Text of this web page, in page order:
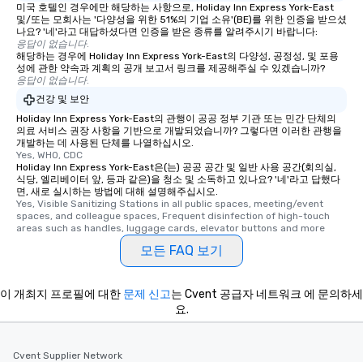
미국 호텔인 경우에만 해당하는 사항으로, Holiday Inn Express York-East
및/또는 모회사는 '다양성을 위한 51%의 기업 소유'(BE)를 위한 인증을 받으셨
나요? '네'라고 대답하셨다면 인증을 받은 종류를 알려주시기 바랍니다:
응답이 없습니다.
해당하는 경우에 Holiday Inn Express York-East의 다양성, 공정성, 및 포용
성에 관한 약속과 계획의 공개 보고서 링크를 제공해주실 수 있겠습니까?
응답이 없습니다.
건강 및 보안
Holiday Inn Express York-East의 관행이 공공 정부 기관 또는 민간 단체의
의료 서비스 권장 사항을 기반으로 개발되었습니까? 그렇다면 이러한 관행을
개발하는 데 사용된 단체를 나열하십시오.
Yes, WHO, CDC
Holiday Inn Express York-East은(는) 공공 공간 및 일반 사용 공간(회의실,
식당, 엘리베이터 앞, 등과 같은)을 청소 및 소독하고 있나요? '네'라고 답했다
면, 새로 실시하는 방법에 대해 설명해주십시오.
Yes, Visible Sanitizing Stations in all public spaces, meeting/event
spaces, and colleague spaces, Frequent disinfection of high-touch
areas such as handles, luggage cards, elevator buttons and more
모든 FAQ 보기
이 개최지 프로필에 대한 문제 신고는 Cvent 공급자 네트워크 에 문의하세
요.
Cvent Supplier Network